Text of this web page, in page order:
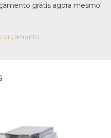
grátis agora mesmo!
orçamento